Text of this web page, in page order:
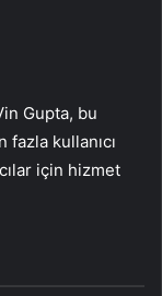
Gupta, bu
fazla kullanıcı
için hizmet